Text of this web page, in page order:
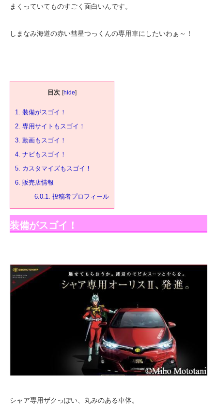
まくっていてものすごく面白いんです。
しまなみ海道の赤い彗星つっくんの専用車にしたいわぁ～！
目次 [hide]
1. 装備がスゴイ！
2. 専用サイトもスゴイ！
3. 動画もスゴイ！
4. ナビもスゴイ！
5. カスタマイズもスゴイ！
6. 販売店情報
6.0.1. 投稿者プロフィール
装備がスゴイ！
シャア専用ザクっぽい、丸みのある車体。